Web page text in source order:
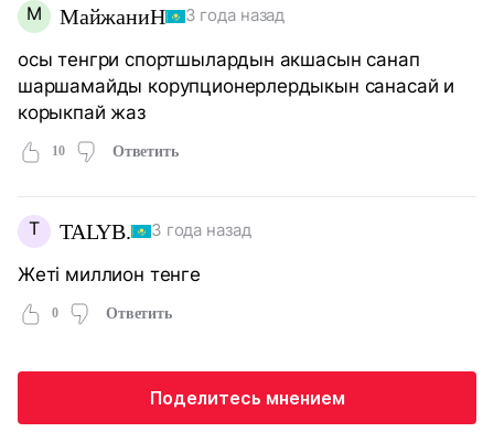
М МайжаниН 3 года назад
осы тенгри спортшылардын акшасын санап
шаршамайды корупционерлердыкын санасай и
корыкпай жаз
10 Ответить
T TALYB. 3 года назад
Жеті миллион тенге
0 Ответить
Поделитесь мнением